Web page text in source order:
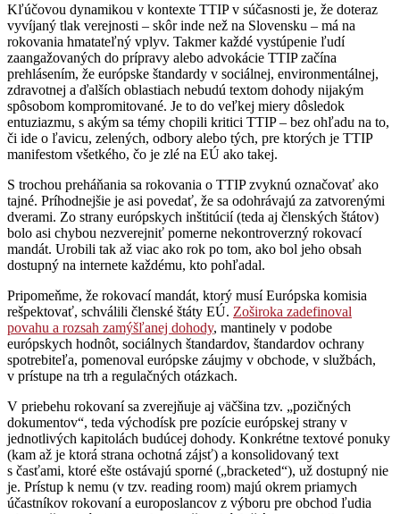
Kľúčovou dynamikou v kontexte TTIP v súčasnosti je, že doteraz
vyvíjaný tlak verejnosti – skôr inde než na Slovensku – má na
rokovania hmatateľný vplyv. Takmer každé vystúpenie ľudí
zaangažovaných do prípravy alebo advokácie TTIP začína
prehlásením, že európske štandardy v sociálnej, environmentálnej,
zdravotnej a ďalších oblastiach nebudú textom dohody nijakým
spôsobom kompromitované. Je to do veľkej miery dôsledok
entuziazmu, s akým sa témy chopili kritici TTIP – bez ohľadu na to,
či ide o ľavicu, zelených, odbory alebo tých, pre ktorých je TTIP
manifestom všetkého, čo je zlé na EÚ ako takej.
S trochou preháňania sa rokovania o TTIP zvyknú označovať ako
tajné. Príhodnejšie je asi povedať, že sa odohrávajú za zatvorenými
dverami. Zo strany európskych inštitúcií (teda aj členských štátov)
bolo asi chybou nezverejniť pomerne nekontroverzný rokovací
mandát. Urobili tak až viac ako rok po tom, ako bol jeho obsah
dostupný na internete každému, kto pohľadal.
Pripomeňme, že rokovací mandát, ktorý musí Európska komisia
rešpektovať, schválili členské štáty EÚ. Zoširoka zadefinoval
povahu a rozsah zamýšľanej dohody, mantinely v podobe
európskych hodnôt, sociálnych štandardov, štandardov ochrany
spotrebiteľa, pomenoval európske záujmy v obchode, v službách,
v prístupe na trh a regulačných otázkach.
V priebehu rokovaní sa zverejňuje aj väčšina tzv. „pozičných
dokumentov“, teda východísk pre pozície európskej strany v
jednotlivých kapitolách budúcej dohody. Konkrétne textové ponuky
(kam až je ktorá strana ochotná zájsť) a konsolidovaný text
s časťami, ktoré ešte ostávajú sporné („bracketed“), už dostupný nie
je. Prístup k nemu (v tzv. reading room) majú okrem priamych
účastníkov rokovaní a europoslancov z výboru pre obchod ľudia